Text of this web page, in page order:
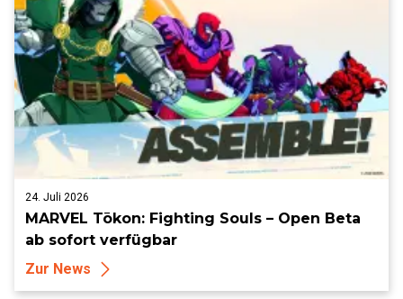
24. Juli 2026
MARVEL Tōkon: Fighting Souls – Open Beta
ab sofort verfügbar
Zur News